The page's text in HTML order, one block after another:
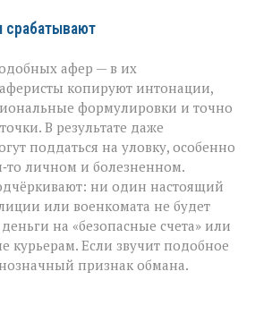
срабатывают
афер — в их
копируют интонации,
формулировки и точно
В результате даже
поддаться на уловку, особенно
личном и болезненном.
ни один настоящий
или военкомата не будет
на «безопасные счета» или
курьерам. Если звучит подобное
признак обмана.